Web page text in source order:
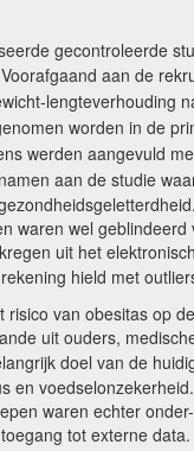
gecontroleerde
aan de
lengteverhouding
worden in de
werden aangevuld
aan de studie
waren wel
uit het
hield met
van obesitas op
uit ouders,
doel van de
en
waren echter
tot externe